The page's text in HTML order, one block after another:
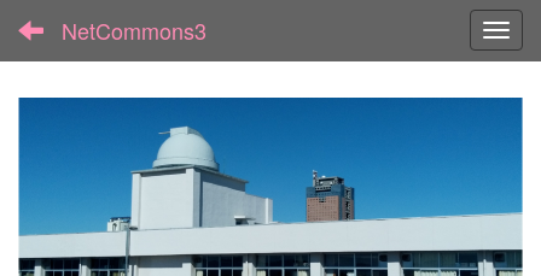
NetCommons3